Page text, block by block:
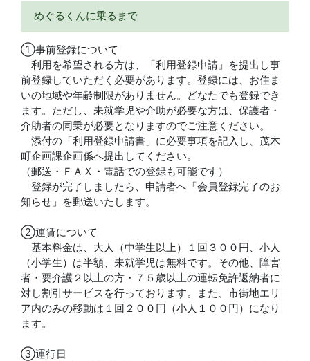
めぐるくんに乗るまで
①事前登録について
利用を希望される方は、「利用登録申請」を提出し事
前登録していただく必要があります。登録には、お住ま
いの地域や年齢制限がありません。どなたでも登録でき
ます。ただし、未就学児や介助が必要な方は、保護者・
介助者の同乗が必要となりますのでご注意ください。
添付の「利用登録申請書」に必要事項を記入し、茂木
町企画課企画係へ提出してください。
（郵送・ＦＡＸ・電話での登録も可能です）
登録が完了しましたら、申請者へ「会員登録完了のお
知らせ」を郵送いたします。
②運賃について
基本料金は、大人（中学生以上）１回３００円、小人
（小学生）は半額、未就学児は無料です。その他、障害
者・要介護２以上の方・７５歳以上の運転免許返納者に
対し割引サービスを行っております。また、市街地エリ
ア内のみの移動は１回２００円（小人１００円）になり
ます。
③運行日